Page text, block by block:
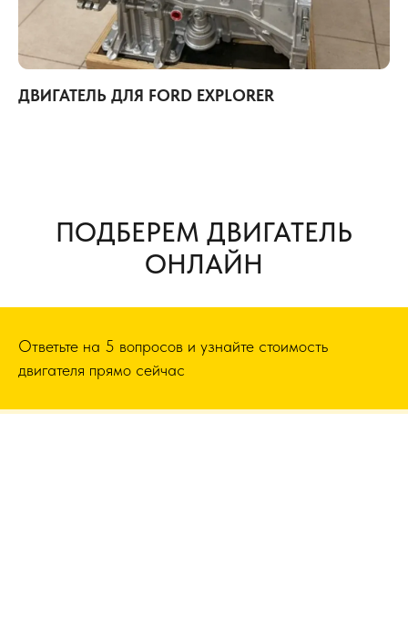
ДВИГАТЕЛЬ ДЛЯ FORD EXPLORER
ПОДБЕРЕМ ДВИГАТЕЛЬ
ОНЛАЙН
Ответьте на 5 вопросов и узнайте стоимость
двигателя прямо сейчас